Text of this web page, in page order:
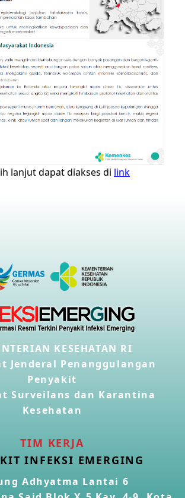
lanjut dapat diakses di link
KESEHATAN RI
Jenderal Penanggulangan
Penyakit
Surveilans dan Karantina
Kesehatan
TIM KERJA
INFEKSI EMERGING
Adhyatma Lantai 6